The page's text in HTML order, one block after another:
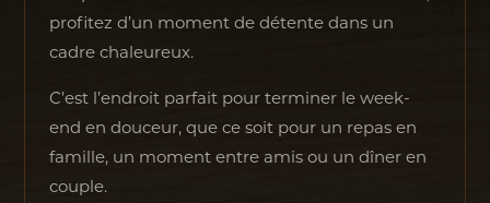
profitez d’un moment de détente dans un
cadre chaleureux.
C’est l’endroit parfait pour terminer le week-
end en douceur, que ce soit pour un repas en
famille, un moment entre amis ou un dîner en
couple.